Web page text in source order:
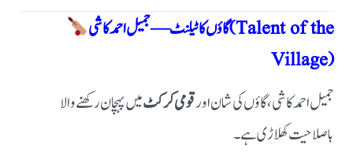
گاؤں کا ٹیلنٹ — جمیل احمد کاشی (Talent of the
Village)
جمیل احمد کاشی، گاؤں کی شان اورقومی کرکٹمیں پہچان رکھنے والا
باصلاحیت کھلاڑی ہے۔